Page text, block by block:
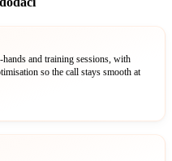
and training sessions, with
so the call stays smooth at